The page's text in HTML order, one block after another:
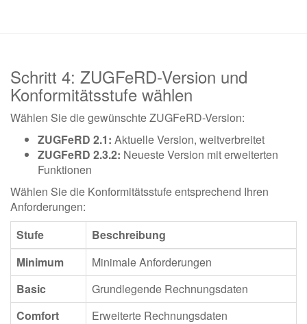
Schritt 4: ZUGFeRD-Version und
Konformitätsstufe wählen
Wählen Sie die gewünschte ZUGFeRD-Version:
ZUGFeRD 2.1: Aktuelle Version, weitverbreitet
ZUGFeRD 2.3.2: Neueste Version mit erweiterten
Funktionen
Wählen Sie die Konformitätsstufe entsprechend Ihren
Anforderungen:
Stufe
Beschreibung
Minimum
Minimale Anforderungen
Basic
Grundlegende Rechnungsdaten
Comfort
Erweiterte Rechnungsdaten